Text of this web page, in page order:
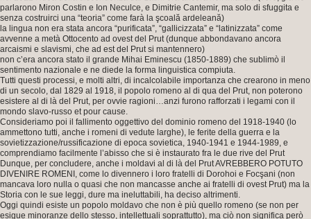
parlarono Miron Costin e Ion Neculce, e Dimitrie Cantemir, ma solo di sfuggita e
senza costruirci una “teoria” come farà la şcoală ardeleană)
la lingua non era stata ancora “purificata”, “gallicizzata” e “latinizzata” come
avvenne a metà Ottocento ad ovest del Prut (dunque abbondavano ancora
arcaismi e slavismi, che ad est del Prut si mantennero)
non c’era ancora stato il grande Mihai Eminescu (1850-1889) che sublimò il
sentimento nazionale e ne diede la forma linguistica compiuta.
Tutti questi processi, e molti altri, di incalcolabile importanza che crearono in meno
di un secolo, dal 1829 al 1918, il popolo romeno al di qua del Prut, non poterono
esistere al di là del Prut, per ovvie ragioni…anzi furono rafforzati i legami con il
mondo slavo-russo et pour cause.
Consideriamo poi il fallimento oggettivo del dominio romeno del 1918-1940 (lo
ammettono tutti, anche i romeni di vedute larghe), le ferite della guerra e la
sovietizzazione/russificazione di epoca sovietica, 1940-1941 e 1944-1989, e
comprendiamo facilmente l’abisso che si è instaurato fra le due rive del Prut
Dunque, per concludere, anche i moldavi al di là del Prut AVREBBERO POTUTO
DIVENIRE ROMENI, come lo divennero i loro fratelli di Dorohoi e Focşani (non
mancava loro nulla o quasi che non mancasse anche ai fratelli di ovest Prut) ma la
Storia con le sue leggi, dure ma ineluttabili, ha deciso altrimenti.
Oggi quindi esiste un popolo moldavo che non è più quello romeno (se non per
esigue minoranze dello stesso, intellettuali soprattutto), ma ciò non significa però